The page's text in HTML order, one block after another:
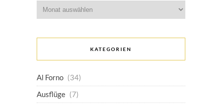
KATEGORIEN
Al Forno (34)
Ausflüge (7)